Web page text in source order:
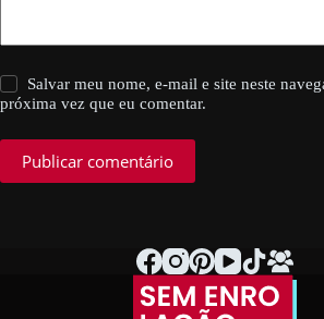
Salvar meu nome, e-mail e site neste
próxima vez que eu comentar.
Publicar comentário